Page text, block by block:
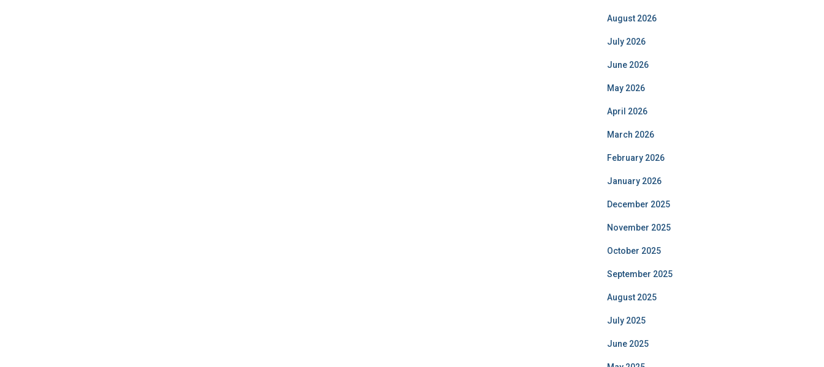
August 2026
July 2026
June 2026
May 2026
April 2026
March 2026
February 2026
January 2026
December 2025
November 2025
October 2025
September 2025
August 2025
July 2025
June 2025